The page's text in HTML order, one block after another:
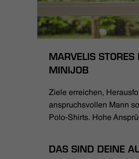
MARVELIS
MINIJOB
Ziele erreichen,
anspruchsvollen Mann
Polo-Shirts. Hohe
DAS SIND DEINE